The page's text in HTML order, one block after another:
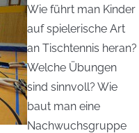
Wie führt man Kinder
auf spielerische Art
an Tischtennis heran?
Welche Übungen
sind sinnvoll? Wie
baut man eine
Nachwuchsgruppe